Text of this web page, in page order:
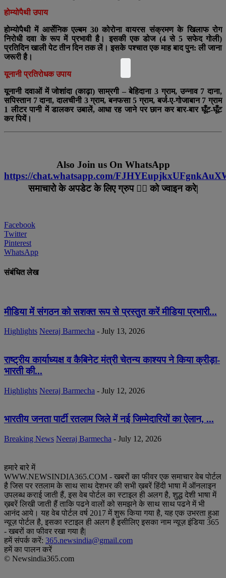
होम्योपैथी उपाय
होम्योपैथी में आर्सेनिक एल्बम 30 कोरोना वायरस संक्रमण के खिलाफ रोग
निरोधी दवा के रूप में प्रभावी है। इसकी एक डोज (4 से 5 सफेद गोली)
प्रतिदिन खाली पेट तीन दिन तक लें। इसके पश्चात एक माह बाद पुन: ली जाना
जरूरी है।
यूनानी प्रतिरोधक उपाय
यूनानी दवाओं में जोशांदा (काढ़ा) साम्रगी – बेहिदाना 3 ग्राम, उन्नाव 7 दाना,
सपिस्तान 7 दाना, दालचीनी 3 ग्राम, बनफसा 5 ग्राम, बर्ज-ए-गोजाबान 7 ग्राम
1 लीटर पानी में डालकर उबालें, आधा रह जाने पर छान कर बार-बार घूँट-घूँट
कर पियें।
Also Join us On WhatsApp
https://chat.whatsapp.com/
समाचारो के अपडेट के लिए ग्रुप ☝🏻 को ज्वाइन करे|
Facebook
Twitter
Pinterest
WhatsApp
संबंधित लेख
मीडिया में संगठन को सशक्त रूप से प्रस्तुत करें मीडिया प्रभारी...
Highlights Neeraj Barmecha - July 13, 2026
राष्ट्रीय कार्याध्यक्ष व कैबिनेट मंत्री चेतन्य काश्यप ने किया क्रीड़ा-
भारती की...
Highlights Neeraj Barmecha - July 12, 2026
भारतीय जनता पार्टी रतलाम जिले में नई जिम्मेदारियों का ऐलान, ...
Breaking News Neeraj Barmecha - July 12, 2026
हमारे बारे में
WWW.NEWSINDIA365.COM - खबरों का फीवर एक समाचार वेब पोर्टल
है जिस पर रतलाम के साथ साथ देशभर की सभी ख़बरें हिंदी भाषा में ऑनलाइन
उपलब्ध कराई जाती हैं, इस वेब पोर्टल का स्टाइल ही अलग है, शुद्ध देशी भाषा में
ख़बरें लिखी जाती हैं ताकि पढने वालों को समझने के साथ साथ पढने में भी
आनंद आये। यह वेब पोर्टल वर्ष 2017 में शुरू किया गया है, यह एक उभरता हुआ
न्यूज़ पोर्टल है, इसका स्टाइल ही अलग है इसीलिए इसका नाम न्यूज़ इंडिया 365
- खबरों का फीवर रखा गया है|
हमें संपर्क करें: 365.newsindia@gmail.com
हमें का पालन करें
© Newsindia365.com